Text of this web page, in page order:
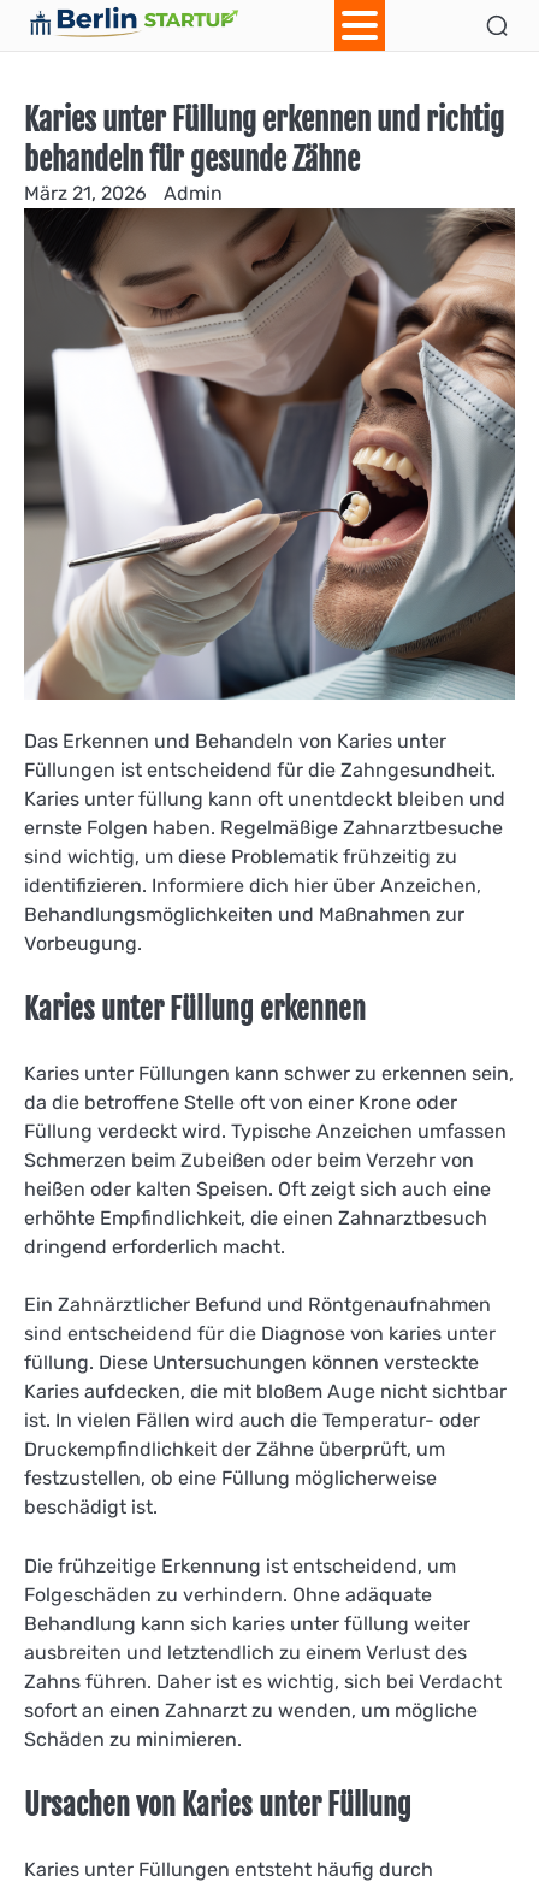
Skip
Karies unter Füllung erkennen und richtig
behandeln für gesunde Zähne
März 21, 2026 Admin
Das Erkennen und Behandeln von Karies unter
Füllungen ist entscheidend für die Zahngesundheit.
Karies unter füllung kann oft unentdeckt bleiben und
ernste Folgen haben. Regelmäßige Zahnarztbesuche
sind wichtig, um diese Problematik frühzeitig zu
identifizieren. Informiere dich hier über Anzeichen,
Behandlungsmöglichkeiten und Maßnahmen zur
Vorbeugung.
Karies unter Füllung erkennen
Karies unter Füllungen kann schwer zu erkennen sein,
da die betroffene Stelle oft von einer Krone oder
Füllung verdeckt wird. Typische Anzeichen umfassen
Schmerzen beim Zubeißen oder beim Verzehr von
heißen oder kalten Speisen. Oft zeigt sich auch eine
erhöhte Empfindlichkeit, die einen Zahnarztbesuch
dringend erforderlich macht.
Ein Zahnärztlicher Befund und Röntgenaufnahmen
sind entscheidend für die Diagnose von karies unter
füllung. Diese Untersuchungen können versteckte
Karies aufdecken, die mit bloßem Auge nicht sichtbar
ist. In vielen Fällen wird auch die Temperatur- oder
Druckempfindlichkeit der Zähne überprüft, um
festzustellen, ob eine Füllung möglicherweise
beschädigt ist.
Die frühzeitige Erkennung ist entscheidend, um
Folgeschäden zu verhindern. Ohne adäquate
Behandlung kann sich karies unter füllung weiter
ausbreiten und letztendlich zu einem Verlust des
Zahns führen. Daher ist es wichtig, sich bei Verdacht
sofort an einen Zahnarzt zu wenden, um mögliche
Schäden zu minimieren.
Ursachen von Karies unter Füllung
Karies unter Füllungen entsteht häufig durch